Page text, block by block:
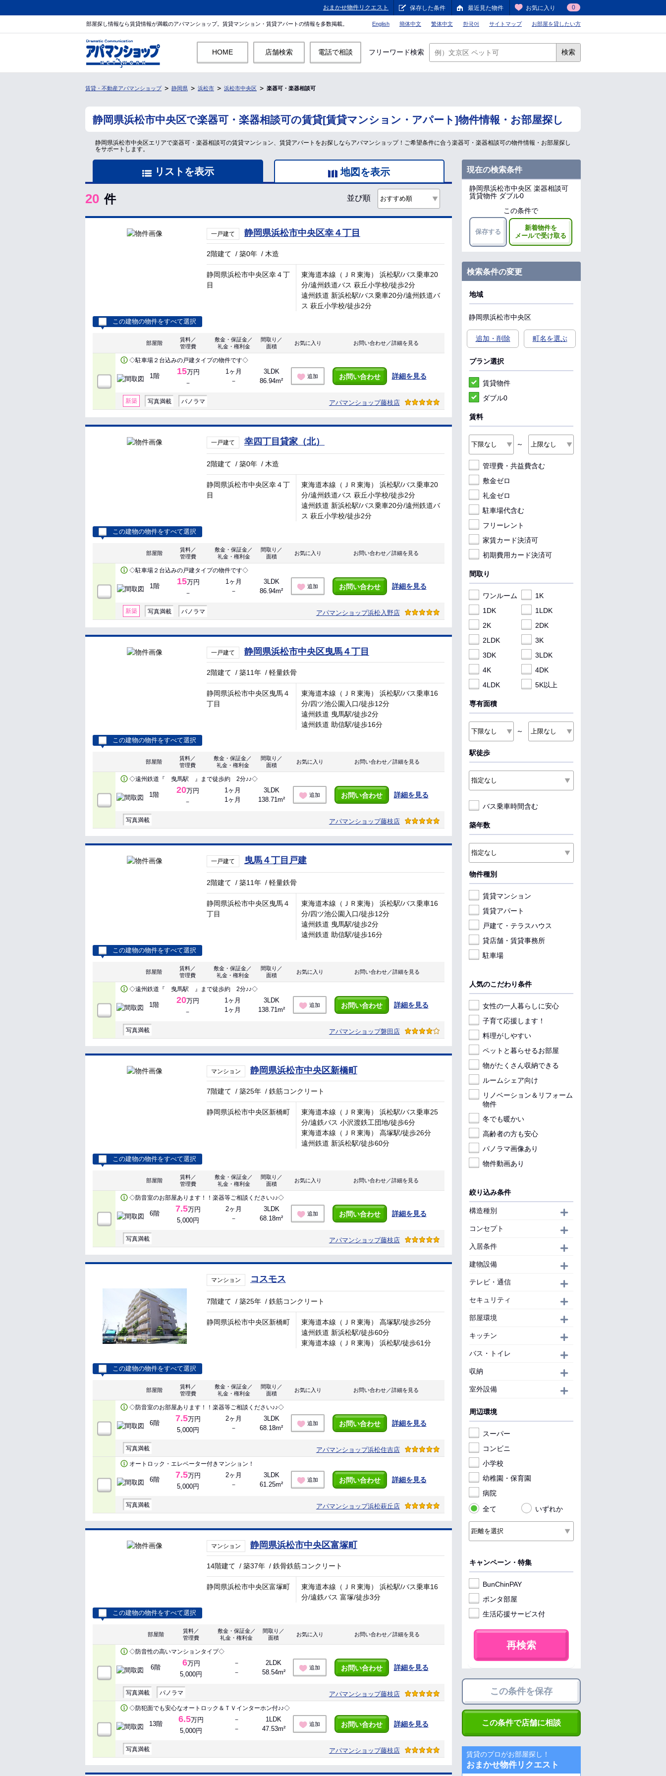
おまかせ物件リクエスト 保存した条件 最近見た物件 お気に入り 0
部屋探し情報なら賃貸情報が満載のアパマンショップ。賃貸マンション・賃貸アパートの情報を多数掲載。 English 簡体中文 繁体中文 한국어 サイトマップ お部屋を貸したい方
HOME 店舗検索 電話で相談 フリーワード検索 検索
賃貸・不動産アパマンショップ 静岡県 浜松市 浜松市中央区 楽器可・楽器相談可
静岡県浜松市中央区で楽器可・楽器相談可の賃貸[賃貸マンション・アパート]物件情報・お部屋探し
静岡県浜松市中央区エリアで楽器可・楽器相談可の賃貸マンション、賃貸アパートをお探しならアパマンショップ！ご希望条件に合う楽器可・楽器相談可の物件情報・お部屋探し
をサポートします。
リストを表示 地図を表示
20 件 並び順
一戸建て 静岡県浜松市中央区幸４丁目
2階建て /築0年 / 木造
静岡県浜松市中央区幸４丁
目
東海道本線（ＪＲ東海） 浜松駅/バス乗車20
分/遠州鉄道バス 萩丘小学校/徒歩2分
遠州鉄道 新浜松駅/バス乗車20分/遠州鉄道バ
ス 萩丘小学校/徒歩2分
この建物の物件をすべて選択
部屋階
賃料／
管理費
敷金・保証金／
礼金・権利金
間取り／
面積
お気に入り お問い合わせ／詳細を見る
◇駐車場２台込みの戸建タイプの物件です◇
1階 15万円
－
1ヶ月
－
3LDK
86.94m²
追加 お問い合わせ 詳細を見る
新築 写真満載 パノラマ アパマンショップ藤枝店
一戸建て 幸四丁目貸家（北）
2階建て /築0年 / 木造
静岡県浜松市中央区幸４丁
目
東海道本線（ＪＲ東海） 浜松駅/バス乗車20
分/遠州鉄道バス 萩丘小学校/徒歩2分
遠州鉄道 新浜松駅/バス乗車20分/遠州鉄道バ
ス 萩丘小学校/徒歩2分
この建物の物件をすべて選択
部屋階
賃料／
管理費
敷金・保証金／
礼金・権利金
間取り／
面積
お気に入り お問い合わせ／詳細を見る
◇駐車場２台込みの戸建タイプの物件です◇
1階 15万円
－
1ヶ月
－
3LDK
86.94m²
追加 お問い合わせ 詳細を見る
新築 写真満載 パノラマ アパマンショップ浜松入野店
一戸建て 静岡県浜松市中央区曳馬４丁目
2階建て /築11年 /軽量鉄骨
静岡県浜松市中央区曳馬４
丁目
東海道本線（ＪＲ東海） 浜松駅/バス乗車16
分/四ツ池公園入口/徒歩12分
遠州鉄道 曳馬駅/徒歩2分
遠州鉄道 助信駅/徒歩16分
この建物の物件をすべて選択
部屋階
賃料／
管理費
敷金・保証金／
礼金・権利金
間取り／
面積
お気に入り お問い合わせ／詳細を見る
◇遠州鉄道『 曳馬駅 』まで徒歩約 2分♪♪◇
1階 20万円
－
1ヶ月
1ヶ月
3LDK
138.71m²
追加 お問い合わせ 詳細を見る
写真満載 アパマンショップ藤枝店
一戸建て 曳馬４丁目戸建
2階建て /築11年 /軽量鉄骨
静岡県浜松市中央区曳馬４
丁目
東海道本線（ＪＲ東海） 浜松駅/バス乗車16
分/四ツ池公園入口/徒歩12分
遠州鉄道 曳馬駅/徒歩2分
遠州鉄道 助信駅/徒歩16分
この建物の物件をすべて選択
部屋階
賃料／
管理費
敷金・保証金／
礼金・権利金
間取り／
面積
お気に入り お問い合わせ／詳細を見る
◇遠州鉄道『 曳馬駅 』まで徒歩約 2分♪♪◇
1階 20万円
－
1ヶ月
1ヶ月
3LDK
138.71m²
追加 お問い合わせ 詳細を見る
写真満載 アパマンショップ磐田店
マンション 静岡県浜松市中央区新橋町
7階建て /築25年 /鉄筋コンクリート
静岡県浜松市中央区新橋町
東海道本線（ＪＲ東海） 浜松駅/バス乗車25
分/遠鉄バス 小沢渡鉄工団地/徒歩6分
東海道本線（ＪＲ東海） 高塚駅/徒歩26分
遠州鉄道 新浜松駅/徒歩60分
この建物の物件をすべて選択
部屋階
賃料／
管理費
敷金・保証金／
礼金・権利金
間取り／
面積
お気に入り お問い合わせ／詳細を見る
◇防音室のお部屋あります！！楽器等ご相談ください♪♪◇
6階 7.5万円
5,000円
2ヶ月
－
3LDK
68.18m²
追加 お問い合わせ 詳細を見る
写真満載 アパマンショップ藤枝店
マンション コスモス
7階建て /築25年 /鉄筋コンクリート
静岡県浜松市中央区新橋町
東海道本線（ＪＲ東海） 高塚駅/徒歩25分
遠州鉄道 新浜松駅/徒歩60分
東海道本線（ＪＲ東海） 浜松駅/徒歩61分
この建物の物件をすべて選択
部屋階
賃料／
管理費
敷金・保証金／
礼金・権利金
間取り／
面積
お気に入り お問い合わせ／詳細を見る
◇防音室のお部屋あります！！楽器等ご相談ください♪♪◇
6階 7.5万円
5,000円
2ヶ月
－
3LDK
68.18m²
追加 お問い合わせ 詳細を見る
写真満載 アパマンショップ浜松住吉店
オートロック・エレベーター付きマンション！
6階 7.5万円
5,000円
2ヶ月
－
3LDK
61.25m²
追加 お問い合わせ 詳細を見る
写真満載 アパマンショップ浜松萩丘店
マンション 静岡県浜松市中央区富塚町
14階建て /築37年 /鉄骨鉄筋コンクリート
静岡県浜松市中央区富塚町
東海道本線（ＪＲ東海） 浜松駅/バス乗車16
分/遠鉄バス 富塚/徒歩3分
この建物の物件をすべて選択
部屋階
賃料／
管理費
敷金・保証金／
礼金・権利金
間取り／
面積
お気に入り お問い合わせ／詳細を見る
◇防音性の高いマンションタイプ◇
6階 6万円
5,000円
－
－
2LDK
58.54m²
追加 お問い合わせ 詳細を見る
写真満載 パノラマ アパマンショップ藤枝店
◇防犯面でも安心なオートロック＆ＴＶインターホン付♪♪◇
13階 6.5万円
5,000円
－
－
1LDK
47.53m²
追加 お問い合わせ 詳細を見る
写真満載 アパマンショップ藤枝店
現在の検索条件
静岡県浜松市中央区 楽器相談可
賃貸物件 ダブル0
この条件で
保存する
新着物件を
メールで受け取る
検索条件の変更
地域
静岡県浜松市中央区
追加・削除 町名を選ぶ
プラン選択
賃貸物件
ダブル0
賃料
～
管理費・共益費含む
敷金ゼロ
礼金ゼロ
駐車場代含む
フリーレント
家賃カード決済可
初期費用カード決済可
間取り
ワンルーム
1K
1DK
1LDK
2K
2DK
2LDK
3K
3DK
3LDK
4K
4DK
4LDK
5K以上
専有面積
～
駅徒歩
バス乗車時間含む
築年数
物件種別
賃貸マンション
賃貸アパート
戸建て・テラスハウス
貸店舗・賃貸事務所
駐車場
人気のこだわり条件
女性の一人暮らしに安心
子育て応援します！
料理がしやすい
ペットと暮らせるお部屋
物がたくさん収納できる
ルームシェア向け
リノベーション＆リフォーム
物件
冬でも暖かい
高齢者の方も安心
パノラマ画像あり
物件動画あり
絞り込み条件
構造種別
コンセプト
入居条件
建物設備
テレビ・通信
セキュリティ
部屋環境
キッチン
バス・トイレ
収納
室外設備
周辺環境
スーパー
コンビニ
小学校
幼稚園・保育園
病院
全て
いずれか
キャンペーン・特集
BunChinPAY
ポンタ部屋
生活応援サービス付
再検索
この条件を保存
この条件で店舗に相談
賃貸のプロがお部屋探し！
おまかせ物件リクエスト